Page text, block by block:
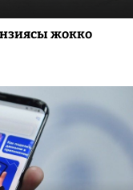
жокко